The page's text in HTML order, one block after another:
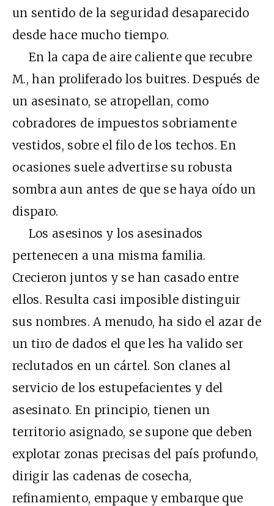
un sentido de la seguridad desaparecido
desde hace mucho tiempo.
En la capa de aire caliente que recubre
M., han proliferado los buitres. Después de
un asesinato, se atropellan, como
cobradores de impuestos sobriamente
vestidos, sobre el filo de los techos. En
ocasiones suele advertirse su robusta
sombra aun antes de que se haya oído un
disparo.
Los asesinos y los asesinados
pertenecen a una misma familia.
Crecieron juntos y se han casado entre
ellos. Resulta casi imposible distinguir
sus nombres. A menudo, ha sido el azar de
un tiro de dados el que les ha valido ser
reclutados en un cártel. Son clanes al
servicio de los estupefacientes y del
asesinato. En principio, tienen un
territorio asignado, se supone que deben
explotar zonas precisas del país profundo,
dirigir las cadenas de cosecha,
refinamiento, empaque y embarque que